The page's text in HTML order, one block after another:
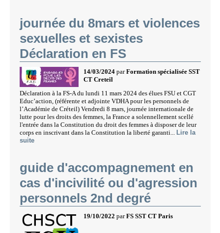
journée du 8mars et violences
sexuelles et sexistes
Déclaration en FS
14/03/2024 parFormation spécialisée SST
CT Creteil
Déclaration à la FS-A du lundi 11 mars 2024 des élues FSU et CGT
Educ’action, (référente et adjointe VDHA pour les personnels de
l’Académie de Créteil) Vendredi 8 mars, journée internationale de
lutte pour les droits des femmes, la France a solennellement scellé
l'entrée dans la Constitution du droit des femmes à disposer de leur
corps en inscrivant dans la Constitution la liberté garanti...
Lire la
suite
guide d'accompagnement en
cas d'incivilité ou d'agression
personnels 2nd degré
19/10/2022 parFS SST CT Paris